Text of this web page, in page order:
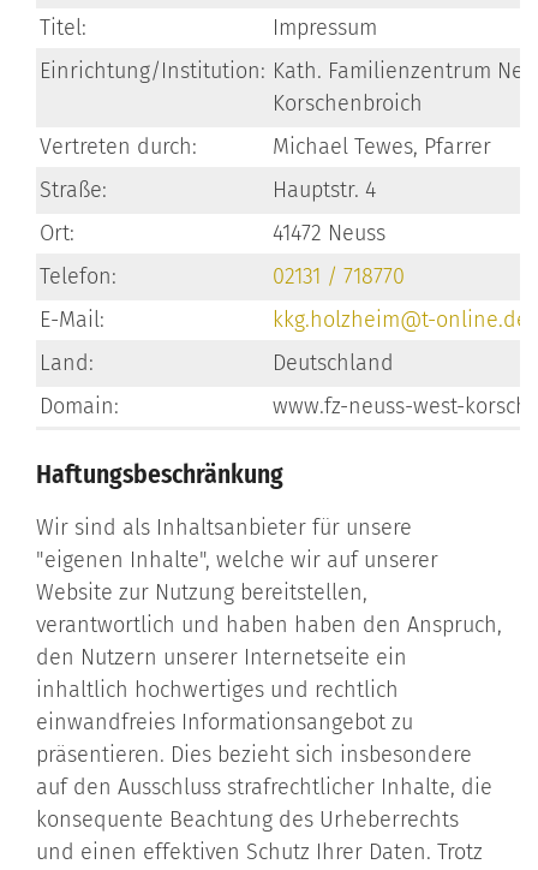
Titel:
Impressum
Einrichtung/Institution: Kath. Familienzentrum
Korschenbroich
Vertreten durch:
Michael Tewes, Pfarrer
Straße:
Hauptstr. 4
Ort:
41472 Neuss
Telefon:
02131 / 718770
E-Mail:
kkg.holzheim@t-online.de
Land:
Deutschland
Domain:
www.fz-neuss-west-
Haftungsbeschränkung
Wir sind als Inhaltsanbieter für unsere
"eigenen Inhalte", welche wir auf unserer
Website zur Nutzung bereitstellen,
verantwortlich und haben haben den Anspruch,
den Nutzern unserer Internetseite ein
inhaltlich hochwertiges und rechtlich
einwandfreies Informationsangebot zu
präsentieren. Dies bezieht sich insbesondere
auf den Ausschluss strafrechtlicher Inhalte, die
konsequente Beachtung des Urheberrechts
und einen effektiven Schutz Ihrer Daten. Trotz